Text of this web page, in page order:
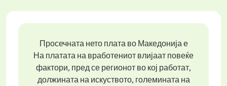
Просечната нето плата во Македонија е
На платата на вработениот влијаат повеќе
фактори, пред се регионот во кој работат,
должината на искуството, големината на